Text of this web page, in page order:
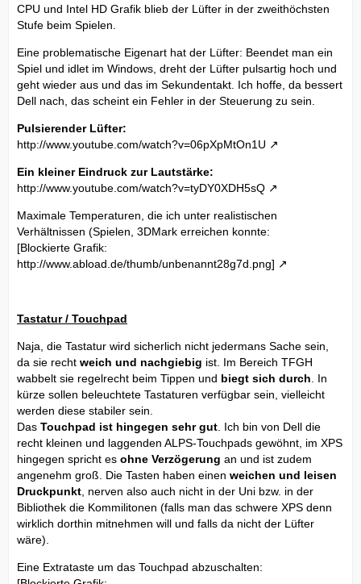
CPU und Intel HD Grafik blieb der Lüfter in der zweithöchsten
Stufe beim Spielen.
Eine problematische Eigenart hat der Lüfter: Beendet man ein
Spiel und idlet im Windows, dreht der Lüfter pulsartig hoch und
geht wieder aus und das im Sekundentakt. Ich hoffe, da bessert
Dell nach, das scheint ein Fehler in der Steuerung zu sein.
Pulsierender Lüfter:
http://www.youtube.com/watch?v=06pXpMtOn1U
Ein kleiner Eindruck zur Lautstärke:
http://www.youtube.com/watch?v=tyDY0XDH5sQ
Maximale Temperaturen, die ich unter realistischen
Verhältnissen (Spielen, 3DMark erreichen konnte:
[Blockierte Grafik:
http://www.abload.de/thumb/unbenannt28g7d.png]
Tastatur / Touchpad
Naja, die Tastatur wird sicherlich nicht jedermans Sache sein,
da sie recht weich und nachgiebig ist. Im Bereich TFGH
wabbelt sie regelrecht beim Tippen und biegt sich durch . In
kürze sollen beleuchtete Tastaturen verfügbar sein, vielleicht
werden diese stabiler sein.
Das Touchpad ist hingegen sehr gut . Ich bin von Dell die
recht kleinen und laggenden ALPS-Touchpads gewöhnt, im XPS
hingegen spricht es ohne Verzögerung an und ist zudem
angenehm groß. Die Tasten haben einen weichen und leisen
Druckpunkt , nerven also auch nicht in der Uni bzw. in der
Bibliothek die Kommilitonen (falls man das schwere XPS denn
wirklich dorthin mitnehmen will und falls da nicht der Lüfter
wäre).
Eine Extrataste um das Touchpad abzuschalten: